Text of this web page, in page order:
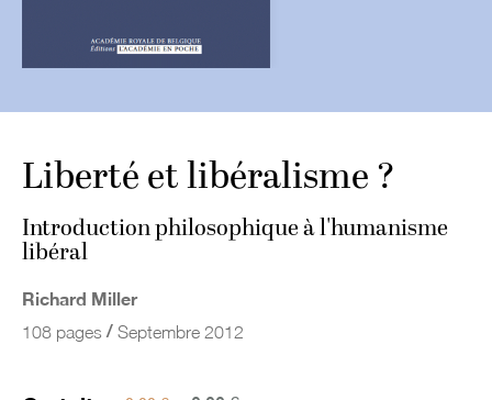
Liberté et libéralisme ?
Introduction philosophique à l'humanisme
libéral
Richard Miller
108 pages / Septembre 2012